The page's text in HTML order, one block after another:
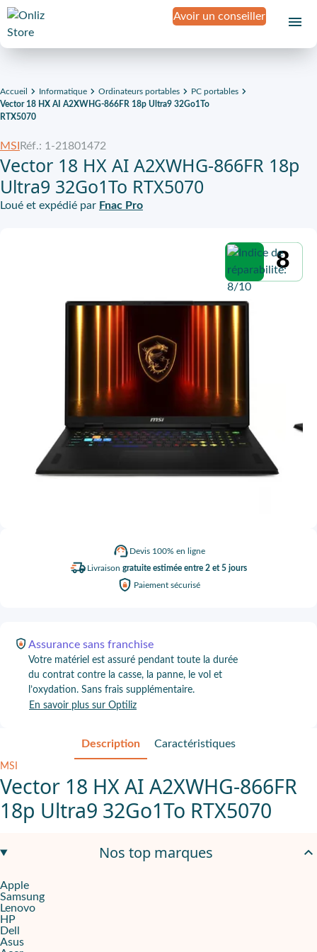
Avoir un conseiller
Accueil Informatique Ordinateurs portables
PC portables
Vector 18 HX AI A2XWHG-866FR 18p Ultra9 32Go1To
RTX5070
Devis 100% en ligne
Livraison gratuite estimée entre 2 et 5 jours
Paiement sécurisé
8
MSI Réf.: 1-21801472
Vector 18 HX AI A2XWHG-866FR 18p
Ultra9 32Go1To RTX5070
Loué et expédié par Fnac Pro
Assurance sans franchise
Votre matériel est assuré pendant toute la durée
du contrat contre la casse, la panne, le vol et
l’oxydation. Sans frais supplémentaire.
En savoir plus sur Optiliz
Description Caractéristiques
MSI
Vector 18 HX AI A2XWHG-866FR
18p Ultra9 32Go1To RTX5070
RTX 5070 Ti 12 Go
Pensé pour les TPE, PME, agences, studios, indépendants et
Nos top marques
Apple
Samsung
Lenovo
HP
Dell
Asus